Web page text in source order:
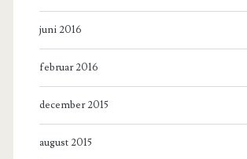
juni 2016
februar 2016
december 2015
august 2015